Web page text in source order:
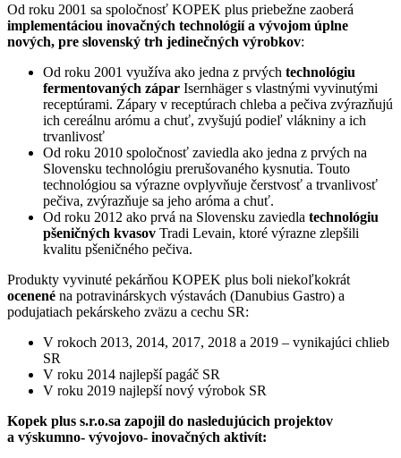
Od roku 2001 sa spoločnosť KOPEK plus priebežne zaoberá
implementáciou inovačných technológií a vývojom úplne
nových, pre slovenský trh jedinečných výrobkov:
Od roku 2001 využíva ako jedna z prvých technológiu
fermentovaných zápar Isernhäger s vlastnými vyvinutými
receptúrami. Zápary v receptúrach chleba a pečiva zvýrazňujú
ich cereálnu arómu a chuť, zvyšujú podieľ vlákniny a ich
trvanlivosť
Od roku 2010 spoločnosť zaviedla ako jedna z prvých na
Slovensku technológiu prerušovaného kysnutia. Touto
technológiou sa výrazne ovplyvňuje čerstvosť a trvanlivosť
pečiva, zvýrazňuje sa jeho aróma a chuť.
Od roku 2012 ako prvá na Slovensku zaviedla technológiu
pšeničných kvasov Tradi Levain, ktoré výrazne zlepšili
kvalitu pšeničného pečiva.
Produkty vyvinuté pekárňou KOPEK plus boli niekoľkokrát
ocenené na potravinárskych výstavách (Danubius Gastro) a
podujatiach pekárskeho zväzu a cechu SR:
V rokoch 2013, 2014, 2017, 2018 a 2019 – vynikajúci chlieb
SR
V roku 2014 najlepší pagáč SR
V roku 2019 najlepší nový výrobok SR
Kopek plus s.r.o.sa zapojil do nasledujúcich projektov
a výskumno- vývojovo- inovačných aktivít: